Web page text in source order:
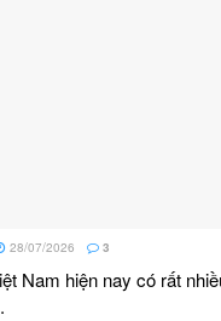
28/07/2026 3
Nam hiện nay có rất